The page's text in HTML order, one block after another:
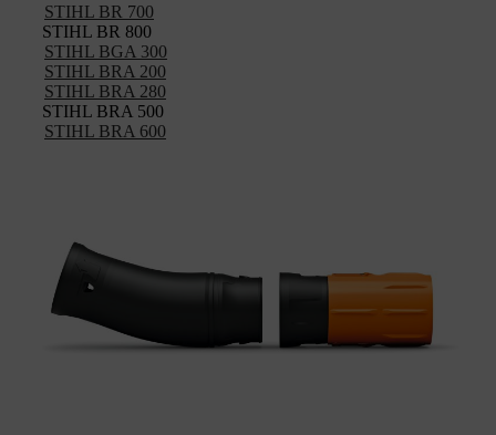
STIHL BR 700
STIHL BR 800
STIHL BGA 300
STIHL BRA 200
STIHL BRA 280
STIHL BRA 500
STIHL BRA 600